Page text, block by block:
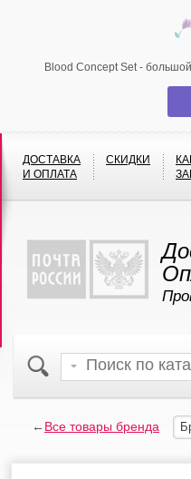
Blood Concept Set -
ДОСТАВКА
И ОПЛАТА
СКИДКИ
←Все товары бренда